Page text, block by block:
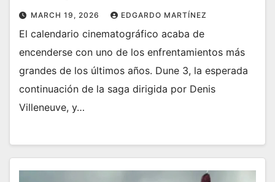
MARCH 19, 2026 EDGARDO MARTÍNEZ
El calendario cinematográfico acaba de
encenderse con uno de los enfrentamientos más
grandes de los últimos años. Dune 3, la esperada
continuación de la saga dirigida por Denis
Villeneuve, y…